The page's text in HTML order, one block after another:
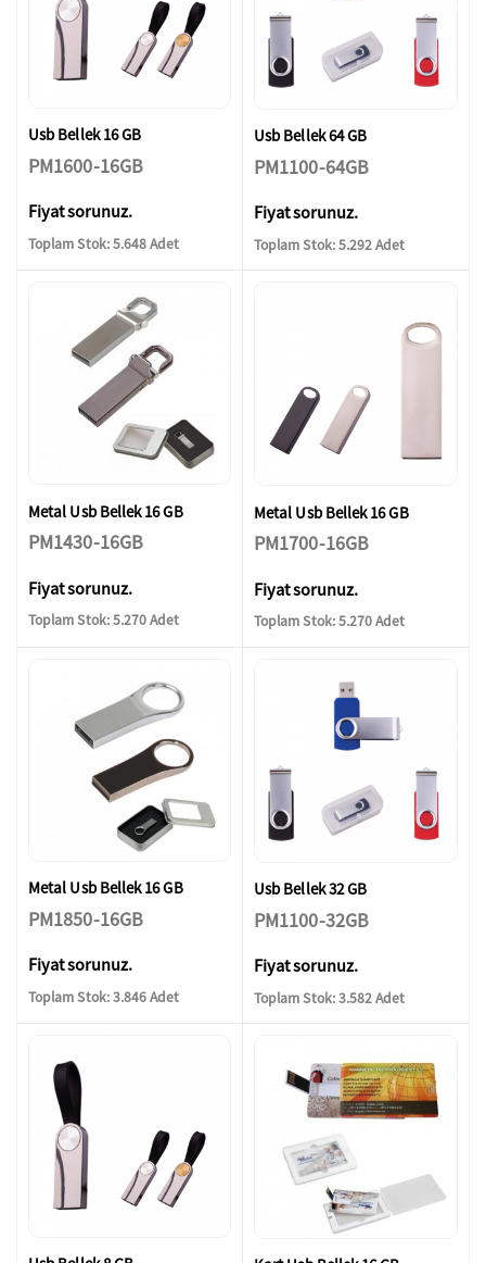
Usb Bellek 16 GB
PM1600-16GB
Fiyat sorunuz.
Toplam Stok: 5.648 Adet
Usb Bellek 64 GB
PM1100-64GB
Fiyat sorunuz.
Toplam Stok: 5.292 Adet
Metal Usb Bellek 16 GB
PM1430-16GB
Fiyat sorunuz.
Toplam Stok: 5.270 Adet
Metal Usb Bellek 16 GB
PM1700-16GB
Fiyat sorunuz.
Toplam Stok: 5.270 Adet
Metal Usb Bellek 16 GB
PM1850-16GB
Fiyat sorunuz.
Toplam Stok: 3.846 Adet
Usb Bellek 32 GB
PM1100-32GB
Fiyat sorunuz.
Toplam Stok: 3.582 Adet